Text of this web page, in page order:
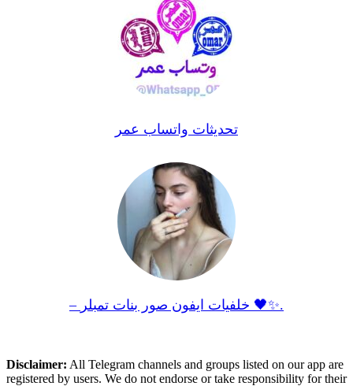
تحديثات واتساب عمر
– خلفيات ايفون صور بنات تمبلر 🖤✨.
Disclaimer: All Telegram channels and groups listed on our app are
registered by users. We do not endorse or take responsibility for their